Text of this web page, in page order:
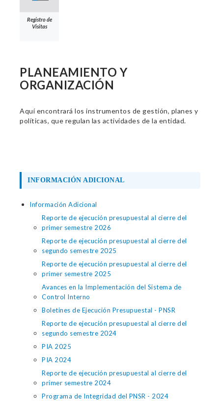
Registro de
Visitas
PLANEAMIENTO Y
ORGANIZACIÓN
Aquí encontrará los instrumentos de gestión, planes y
políticas, que regulan las actividades de la entidad.
INFORMACIÓN ADICIONAL
Información Adicional
Reporte de ejecución presupuestal al cierre del
primer semestre 2026
Reporte de ejecución presupuestal al cierre del
segundo semestre 2025
Reporte de ejecución presupuestal al cierre del
primer semestre 2025
Avances en la Implementación del Sistema de
Control Interno
Boletines de Ejecución Presupuestal - PNSR
Reporte de ejecución presupuestal al cierre del
segundo semestre 2024
PIA 2025
PIA 2024
Reporte de ejecución presupuestal al cierre del
primer semestre 2024
Programa de Integridad del PNSR - 2024